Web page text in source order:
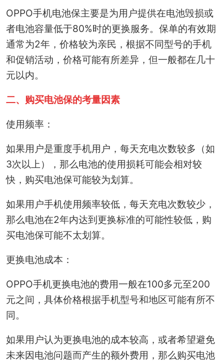
OPPO手机电池保主要是为用户提供在电池毁损或
者电池容量低于80%时的更换服务。保单的有效期
通常为2年，价格较为亲民，根据不同型号的手机
和促销活动，价格可能有所差异，但一般都在几十
元以内。
二、购买电池保的考量因素
使用频率：
如果用户是重度手机用户，每天充电次数较多（如
3次以上），那么电池的使用损耗可能会相对较
快，购买电池保可能较为划算。
如果用户手机使用频率较低，每天充电次数较少，
那么电池在2年内达到更换标准的可能性较低，购
买电池保可能不太划算。
更换电池成本：
OPPO手机更换电池的费用一般在100多元至200
元之间，具体价格根据手机型号和地区可能有所不
同。
如果用户认为更换电池的成本较高，或者希望避免
未来因电池问题而产生的额外费用，那么购买电池